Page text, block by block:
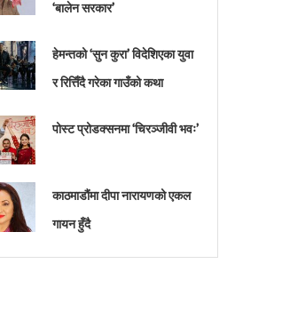
‘बालेन सरकार’
हेमन्तको ‘सुन कुरा’ विदेशिएका युवा
र रित्तिँदै गरेका गाउँको कथा
पोस्ट प्रोडक्सनमा ‘चिरञ्जीवी भवः’
काठमाडौंमा दीपा नारायणको एकल
गायन हुँदै